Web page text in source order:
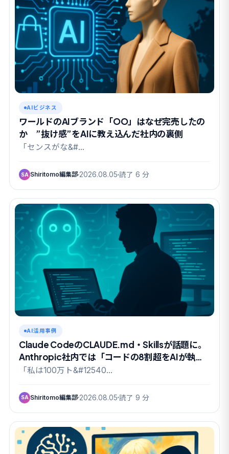
AIビジネス
ワールドのAIブランド「OO」はなぜ完売したの
か ”抜け感”をAIに教え込んだ社内の裏側
「センスがな&#…
SA Shiritomo編集部 2026.08.05 読了 6 分
AI活用事例
Claude CodeのCLAUDE.md・Skillsが話題に。
Anthropic社内では「コードの8割超をAIが執
筆」の実態も
「私は100万ト&#12540…
SA Shiritomo編集部 2026.08.05 読了 9 分